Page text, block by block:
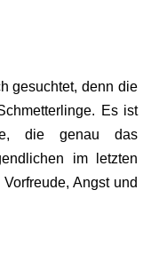
gesuchtet, denn die
Es ist
die genau das
im letzten
Angst und